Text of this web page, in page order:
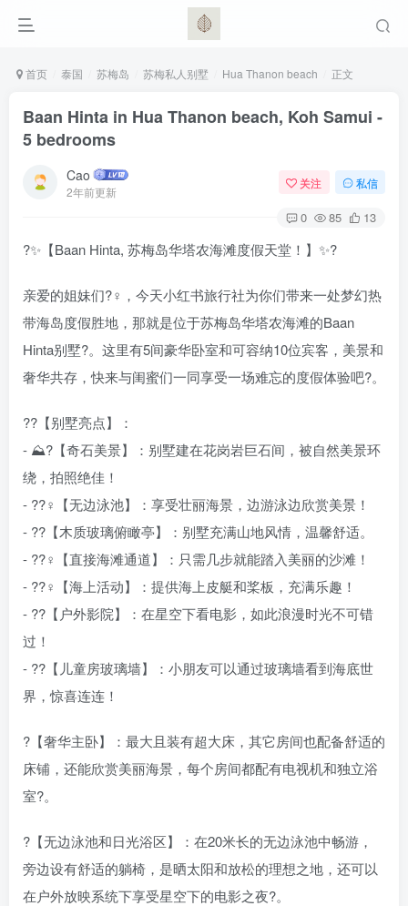
首页 泰国 苏梅岛 苏梅私人别墅 Hua Thanon beach 正文
Baan Hinta in Hua Thanon beach, Koh Samui -
5 bedrooms
Cao
2年前更新
关注 私信
0 85 13
?✨【Baan Hinta, 苏梅岛华塔农海滩度假天堂！】✨?
亲爱的姐妹们?‍♀️，今天小红书旅行社为你们带来一处梦幻热
带海岛度假胜地，那就是位于苏梅岛华塔农海滩的Baan
Hinta别墅?️。这里有5间豪华卧室和可容纳10位宾客，美景和
奢华共存，快来与闺蜜们一同享受一场难忘的度假体验吧?。
??【别墅亮点】：
- ⛰️?【奇石美景】：别墅建在花岗岩巨石间，被自然美景环
绕，拍照绝佳！
- ??‍♀️【无边泳池】：享受壮丽海景，边游泳边欣赏美景！
- ??【木质玻璃俯瞰亭】：别墅充满山地风情，温馨舒适。
- ?️?‍♀️【直接海滩通道】：只需几步就能踏入美丽的沙滩！
- ??‍♀️【海上活动】：提供海上皮艇和桨板，充满乐趣！
- ??【户外影院】：在星空下看电影，如此浪漫时光不可错
过！
- ?️?【儿童房玻璃墙】：小朋友可以通过玻璃墙看到海底世
界，惊喜连连！
?【奢华主卧】：最大且装有超大床，其它房间也配备舒适的
床铺，还能欣赏美丽海景，每个房间都配有电视机和独立浴
室?。
?【无边泳池和日光浴区】：在20米长的无边泳池中畅游，
旁边设有舒适的躺椅，是晒太阳和放松的理想之地，还可以
在户外放映系统下享受星空下的电影之夜?。